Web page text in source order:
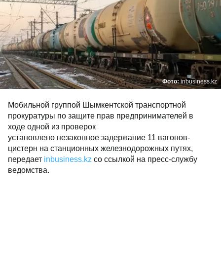
Фото:inbusiness.kz
Мобильной группой Шымкентской транспортной
прокуратуры по защите прав предпринимателей в
ходе одной из проверок
установлено незаконное задержание 11 вагонов-
цистерн на станционных железнодорожных путях,
передает inbusiness.kz со ссылкой на пресс-службу
ведомства.